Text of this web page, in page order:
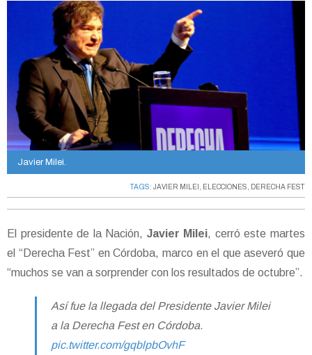
Javier Milei.
TAGS: JAVIER MILEI , ELECCIONES, DERECHA FEST
El presidente de la Nación, Javier Milei, cerró este martes
el “Derecha Fest” en Córdoba, marco en el que aseveró que
“muchos se van a sorprender con los resultados de octubre”.
Así fue la llegada del Presidente Javier Milei
a la Derecha Fest en Córdoba.
pic.twitter.com/gqblpbOvhF